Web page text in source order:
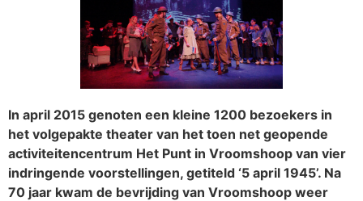
In april 2015 genoten een kleine 1200 bezoekers in
het volgepakte theater van het toen net geopende
activiteitencentrum Het Punt in Vroomshoop van vier
indringende voorstellingen, getiteld ‘5 april 1945’. Na
70 jaar kwam de bevrijding van Vroomshoop weer